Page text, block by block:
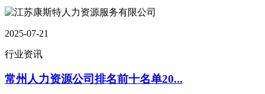
2025-07-21
行业资讯
常州人力资源公司排名前十名单20...